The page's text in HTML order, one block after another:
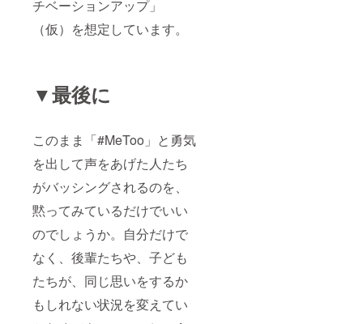
チベーションアップ」
（仮）を想定しています。
▼最後に
このまま「#MeToo」と勇気
を出して声をあげた人たち
がバッシングされるのを、
黙ってみているだけでいい
のでしょうか。自分だけで
なく、後輩たちや、子ども
たちが、同じ思いをするか
もしれない状況を変えてい